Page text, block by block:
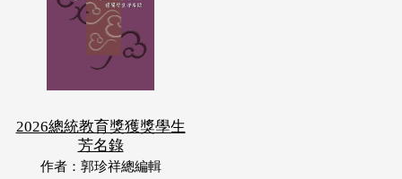
2026總統教育獎獲獎學生
芳名錄
作者：郭珍祥總編輯